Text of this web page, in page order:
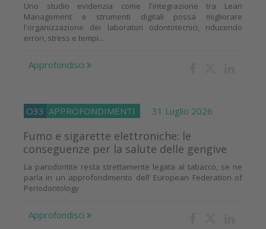
Uno studio evidenzia come l'integrazione tra Lean
Management e strumenti digitali possa migliorare
l'organizzazione dei laboratori odontotecnici, riducendo
errori, stress e tempi...
Approfondisci
O33 APPROFONDIMENTI 31 Luglio 2026
Fumo e sigarette elettroniche: le
conseguenze per la salute delle gengive
La parodontite resta strettamente legata al tabacco, se ne
parla in un approfondimento dell’ European Federation of
Periodontology
Approfondisci